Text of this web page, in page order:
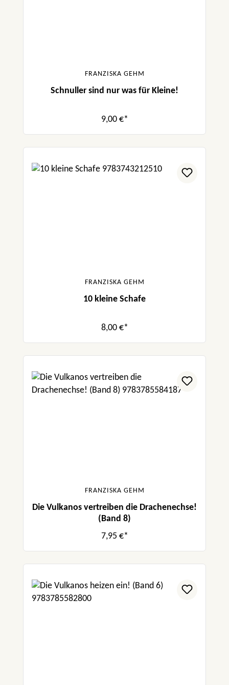
FRANZISKA GEHM
Schnuller sind nur was für Kleine!
9,00 €*
FRANZISKA GEHM
10 kleine Schafe
8,00 €*
FRANZISKA GEHM
Die Vulkanos vertreiben die Drachenechse!
(Band 8)
7,95 €*